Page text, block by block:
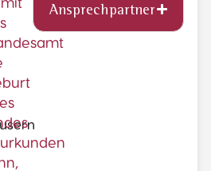
Ansprechpartner